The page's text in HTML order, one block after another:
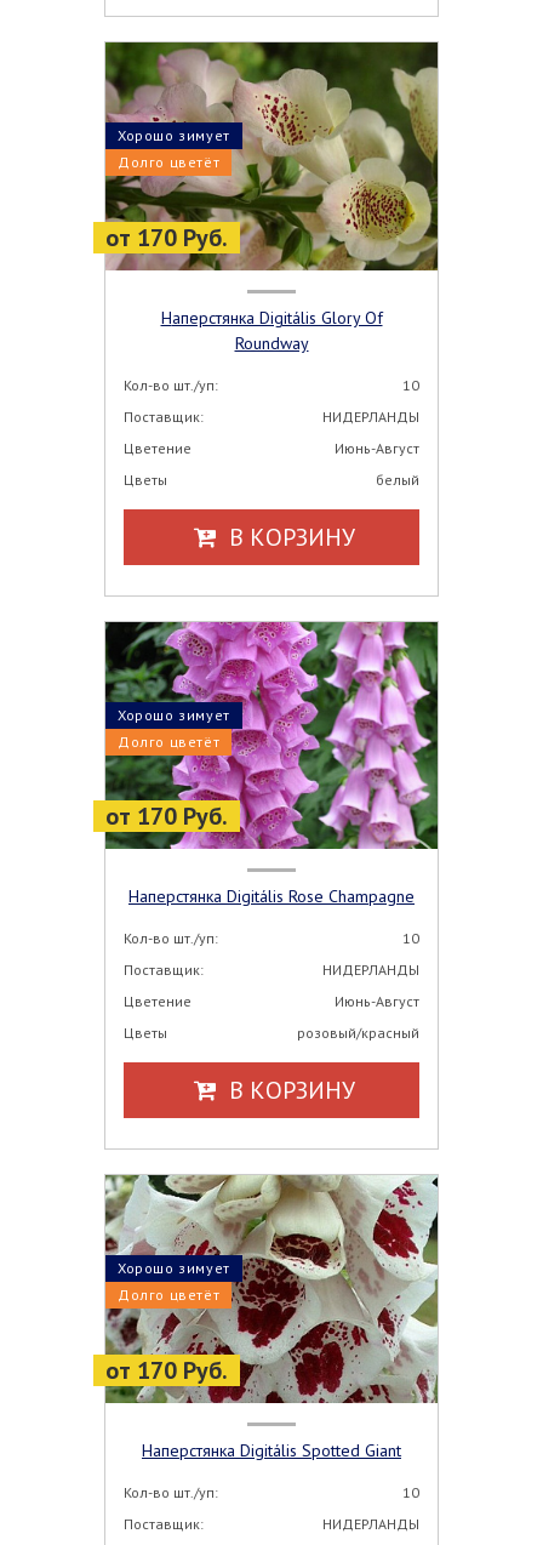
от 170 Руб.
Долго цветёт
Хорошо зимует
Наперстянка Digitális Glory Of
Roundway
Кол-во шт./уп:
10
Поставщик:
НИДЕРЛАНДЫ
Цветение
Июнь-Август
Цветы
белый
В КОРЗИНУ
от 170 Руб.
Долго цветёт
Хорошо зимует
Наперстянка Digitális Rose Champagne
Кол-во шт./уп:
10
Поставщик:
НИДЕРЛАНДЫ
Цветение
Июнь-Август
Цветы
розовый/красный
В КОРЗИНУ
от 170 Руб.
Долго цветёт
Хорошо зимует
Наперстянка Digitális Spotted Giant
Кол-во шт./уп:
10
Поставщик:
НИДЕРЛАНДЫ